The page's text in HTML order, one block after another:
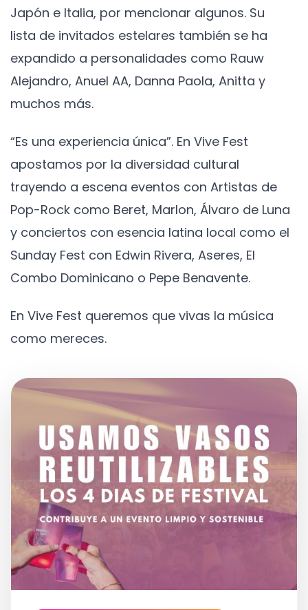
Japón e Italia, por mencionar algunos. Su
lista de invitados estelares también se ha
expandido a personalidades como Rauw
Alejandro, Anuel AA, Danna Paola, Anitta y
muchos más.
“Es una experiencia única”. En Vive Fest
apostamos por la diversidad cultural
trayendo a escena eventos con Artistas de
Pop-Rock como Beret, Marlon, Álvaro de Luna
y conciertos con esencia latina local como el
Sunday Fest con Edwin Rivera, Aseres, El
Combo Dominicano o Pepe Benavente.
En Vive Fest queremos que vivas la música
como mereces.